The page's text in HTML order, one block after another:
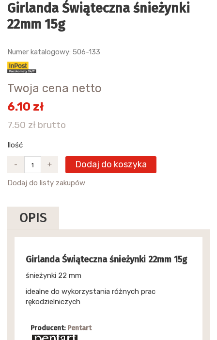
Girlanda Świąteczna śnieżynki
22mm 15g
Numer katalogowy: 506-133
Twoja cena netto
6.10 zł
7.50 zł brutto
Ilość
- + Dodaj do koszyka
Dodaj do listy zakupów
OPIS
Girlanda Świąteczna śnieżynki 22mm 15g
śnieżynki 22 mm
idealne do wykorzystania różnych prac
rękodzielniczych
Producent: Pentart